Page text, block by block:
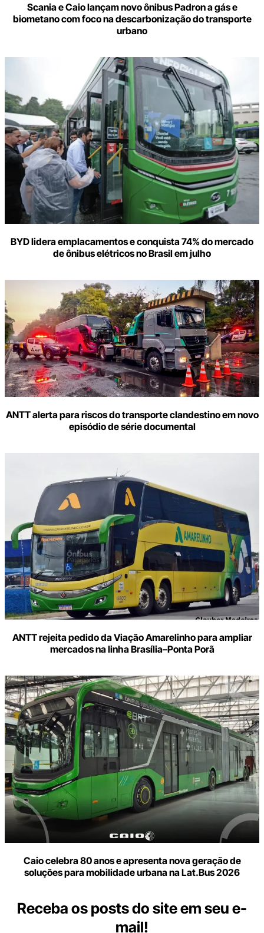
Scania e Caio lançam novo ônibus Padron a gás e
biometano com foco na descarbonização do transporte
urbano
BYD lidera emplacamentos e conquista 74% do mercado
de ônibus elétricos no Brasil em julho
ANTT alerta para riscos do transporte clandestino em novo
episódio de série documental
ANTT rejeita pedido da Viação Amarelinho para ampliar
mercados na linha Brasília–Ponta Porã
Caio celebra 80 anos e apresenta nova geração de
soluções para mobilidade urbana na Lat.Bus 2026
Receba os posts do site em seu e-
mail!